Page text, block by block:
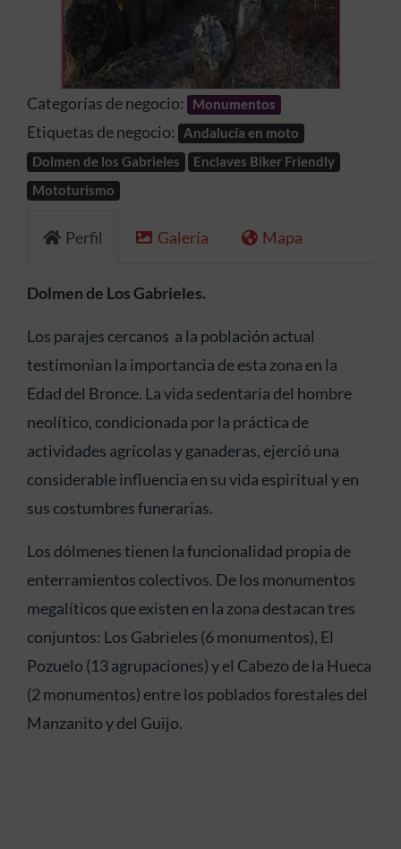
Anterior
Categorías de negocio: Monumentos
Etiquetas de negocio:
Andalucía en moto
Dolmen de los Gabrieles
Enclaves Biker Friendly
Mototurismo
Perfil Galería Mapa
Dolmen de Los Gabrieles.
Los parajes cercanos a la población actual
testimonian la importancia de esta zona en la
Edad del Bronce. La vida sedentaria del hombre
neolítico, condicionada por la práctica de
actividades agrícolas y ganaderas, ejerció una
considerable influencia en su vida espiritual y en
sus costumbres funerarias.
Los dólmenes tienen la funcionalidad propia de
enterramientos colectivos. De los monumentos
megalíticos que existen en la zona destacan tres
conjuntos: Los Gabrieles (6 monumentos), El
Pozuelo (13 agrupaciones) y el Cabezo de la Hueca
(2 monumentos) entre los poblados forestales del
Manzanito y del Guijo.